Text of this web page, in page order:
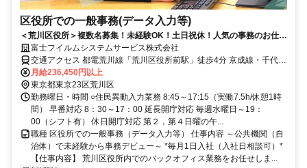
区役所での一般事務(データ入力等)
＜荒川区役所＞複数名募集！未経験OK！土日祝休！人気の事務のお仕事
◎社会貢献に携わるチャンス！
富士フイルムシステムサービス株式会社
交通アクセス 都電荒川線「荒川区役所前駅」徒歩4分 京成線・千代田
線「町屋駅」徒歩12分 JR常磐線「三河島駅」徒歩10分 ☆自転車通勤
可です
月給236,450円以上
東京都東京23区荒川区
勤務曜日・時間 ○住民異動入力業務 8:45～17:15（実働7.5h/休憩1時
間） 早番対応 8：30～17：00 延長開庁対応 毎週水曜日～19：
00（シフト有） 休日開庁対応 第２，第４日曜の午...
職種 区役所での一般事務（データ入力等） 仕事内容 ～公共機関（自
治体）で未経験から事務デビュー～ *毎月1日入社（入社日相談可）*
【仕事内容】 荒川区役所内でのバックオフィス業務をお任せしま...